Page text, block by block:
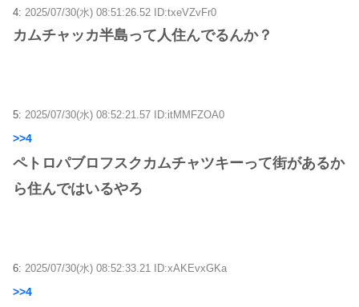
4: 2025/07/30(水) 08:51:26.52 ID:txeVZvFr0
カムチャッカ半島って人住んでるんか？
5: 2025/07/30(水) 08:52:21.57 ID:itMMFZOA0
>>4
ペトロパブロフスクカムチャツキーって街があるか
ら住んではいるやろ
6: 2025/07/30(水) 08:52:33.21 ID:xAKEvxGKa
>>4